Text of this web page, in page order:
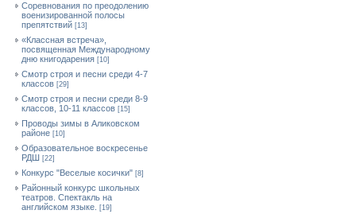
Cоревнования по преодолению
военизированной полосы
препятствий [13]
«Классная встреча»,
посвященная Международному
дню книгодарения [10]
Смотр строя и песни среди 4-7
классов [29]
Смотр строя и песни среди 8-9
классов, 10-11 классов [15]
Проводы зимы в Аликовском
районе [10]
Образовательное воскресенье
РДШ [22]
Конкурс "Веселые косички" [8]
Районный конкурс школьных
театров. Спектакль на
английском языке.
[19]